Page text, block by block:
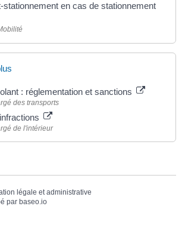
stationnement en cas de stationnement
: réglementation et sanctions
des transports
de l'intérieur
légale et administrative
par baseo.io